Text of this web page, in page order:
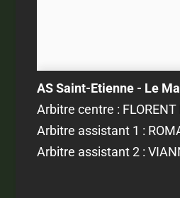
AS Saint-Etienne - Le
Arbitre centre : FLORENT
Arbitre assistant 1 :
Arbitre assistant 2 :